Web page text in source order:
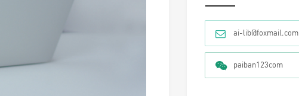
ai-lib@foxmail.com
paiban123com